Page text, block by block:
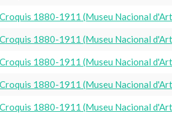
1880-1911 (Museu Nacional
1880-1911 (Museu Nacional
1880-1911 (Museu Nacional
1880-1911 (Museu Nacional
1880-1911 (Museu Nacional